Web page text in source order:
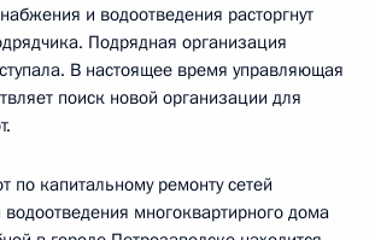
и водоотведения расторгнут
Подрядная организация
В настоящее время управляющая
поиск новой организации для
по капитальному ремонту сетей
многоквартирного дома